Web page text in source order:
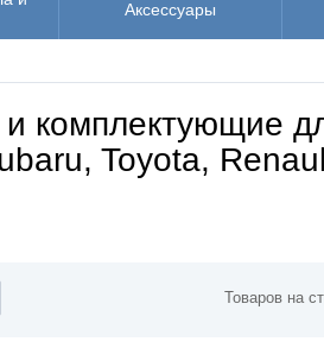
Аксессуары
комплектующие
Toyota,
Товаров на